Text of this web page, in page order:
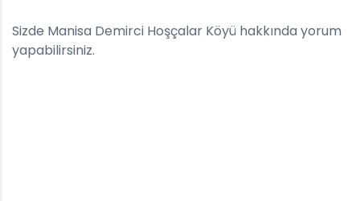
Sizde Manisa Demirci Hoşçalar Köyü hakkında yorum
yapabilirsiniz.